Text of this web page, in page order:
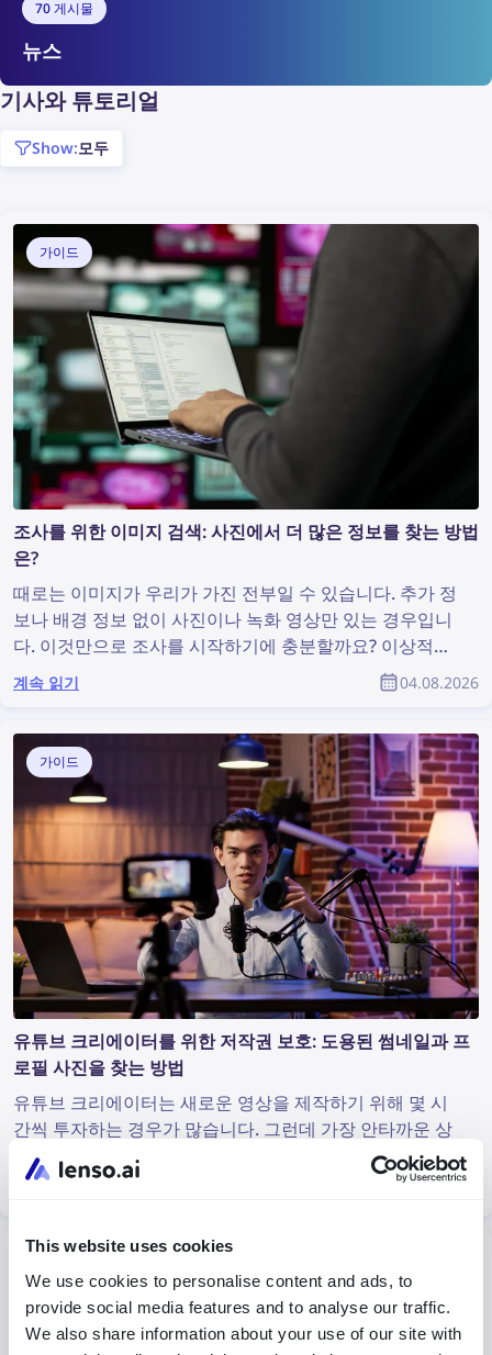
This website uses cookies
We use cookies to personalise content and ads, to
provide social media features and to analyse our traffic.
We also share information about your use of our site with
70 게시물
뉴스
기사와 튜토리얼
show:모두
가이드
조사를 위한 이미지 검색: 사진에서 더 많은 정보를 찾는 방법
은?
때로는 이미지가 우리가 가진 전부일 수 있습니다. 추가 정
보나 배경 정보 없이 사진이나 녹화 영상만 있는 경우입니
다. 이것만으로 조사를 시작하기에 충분할까요? 이상적인
상황은 아닐 수 있지만, 유용한 정보를 발견하고 조사를 지
원할 수 있는 이미지 검색을 수행하기에는 충분합니다. 그
까요?
계속 읽기 04.08.2026
가이드
유튜브 크리에이터를 위한 저작권 보호: 도용된 썸네일과 프
로필 사진을 찾는 방법
유튜브 크리에이터는 새로운 영상을 제작하기 위해 몇 시
간씩 투자하는 경우가 많습니다. 그런데 가장 안타까운 상
황은 누군가가 그 콘텐츠를 무단으로 가져가 재사용하고
도 원작자가 아무런 인정도 받지 못하는 것입니다. 유튜브
을 보호하려면 어떻게 해야 할까요?
뉴스